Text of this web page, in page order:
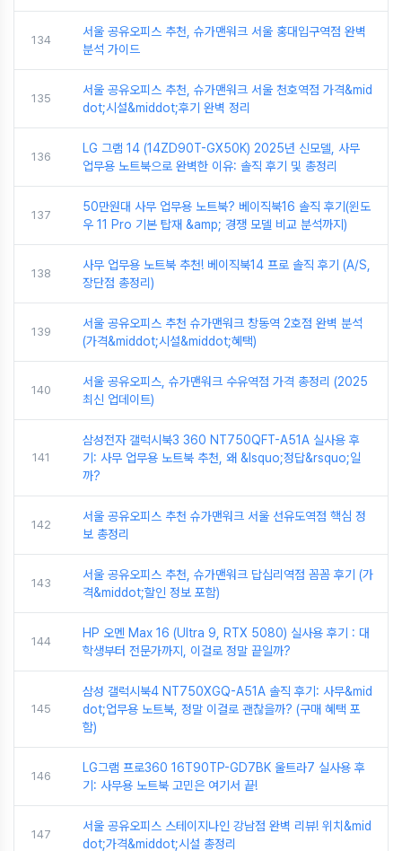
134
서울 공유오피스 추천, 슈가맨워크 서울 홍대입구역점 완벽
분석 가이드
135
서울 공유오피스 추천, 슈가맨워크 서울 천호역점 가격&mid
dot;시설&middot;후기 완벽 정리
136
LG 그램 14 (14ZD90T-GX50K) 2025년 신모델, 사무
업무용 노트북으로 완벽한 이유: 솔직 후기 및 총정리
137
50만원대 사무 업무용 노트북? 베이직북16 솔직 후기(윈도
우 11 Pro 기본 탑재 &amp; 경쟁 모델 비교 분석까지)
138
사무 업무용 노트북 추천! 베이직북14 프로 솔직 후기 (A/S,
장단점 총정리)
139
서울 공유오피스 추천 슈가맨워크 창동역 2호점 완벽 분석
(가격&middot;시설&middot;혜택)
140
서울 공유오피스, 슈가맨워크 수유역점 가격 총정리 (2025
최신 업데이트)
141
삼성전자 갤럭시북3 360 NT750QFT-A51A 실사용 후
기: 사무 업무용 노트북 추천, 왜 &lsquo;정답&rsquo;일
까?
142
서울 공유오피스 추천 슈가맨워크 서울 선유도역점 핵심 정
보 총정리
143
서울 공유오피스 추천, 슈가맨워크 답십리역점 꼼꼼 후기 (가
격&middot;할인 정보 포함)
144
HP 오멘 Max 16 (Ultra 9, RTX 5080) 실사용 후기 : 대
학생부터 전문가까지, 이걸로 정말 끝일까?
145
삼성 갤럭시북4 NT750XGQ-A51A 솔직 후기: 사무&mid
dot;업무용 노트북, 정말 이걸로 괜찮을까? (구매 혜택 포
함)
146
LG그램 프로360 16T90TP-GD7BK 울트라7 실사용 후
기: 사무용 노트북 고민은 여기서 끝!
147
서울 공유오피스 스테이지나인 강남점 완벽 리뷰! 위치&mid
dot;가격&middot;시설 총정리